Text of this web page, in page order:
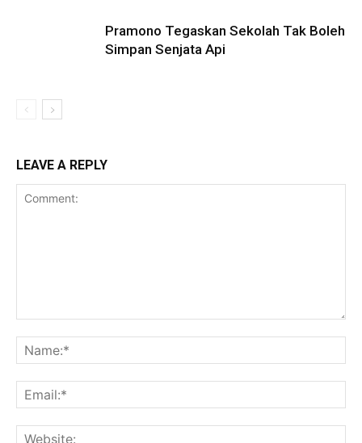
Pramono Tegaskan Sekolah Tak Boleh
Simpan Senjata Api
LEAVE A REPLY